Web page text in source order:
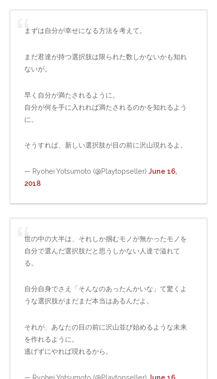
まずは自分が幸せになる方法を考えて。
まだ君達が持つ選択肢は限られた数しかないかも知れ
ないが。
早く自分が満たされるように。
自分が何を手に入れれば満たされるのかを知れるよう
に。
そうすれば、新しい選択肢が目の前に沢山現れるよ。
— Ryohei Yotsumoto (@Playtopseller) June 16,
2018
世の中の大半は、それしか掴むモノが無かったモノを
自分で選んだ選択肢だと思うしかない人達で溢れて
る。
自分自身でさえ「そんなのあったんかいな」て驚くよ
うな選択肢がまだまだ本当はあるんだよ。
それが、あなたの目の前に沢山並び始めるような未来
を作れるように。
逃げずにやれば現れるから。
— Ryohei Yotsumoto (@Playtopseller) June 16,